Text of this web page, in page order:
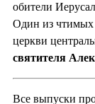
обители
Один из чтимых
церкви
святителя
Все выпуски